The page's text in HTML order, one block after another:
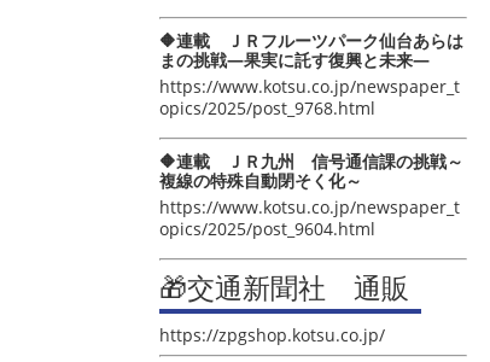
🔶連載 ＪＲフルーツパーク仙台あらは
まの挑戦―果実に託す復興と未来―
https://www.kotsu.co.jp/newspaper_t
opics/2025/post_9768.html
🔶連載 ＪＲ九州 信号通信課の挑戦～
複線の特殊自動閉そく化～
https://www.kotsu.co.jp/newspaper_t
opics/2025/post_9604.html
🎁交通新聞社 通販
https://zpgshop.kotsu.co.jp/